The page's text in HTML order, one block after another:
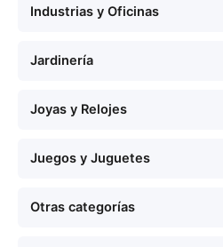
Industrias y Oficinas
Jardinería
Joyas y Relojes
Juegos y Juguetes
Otras categorías